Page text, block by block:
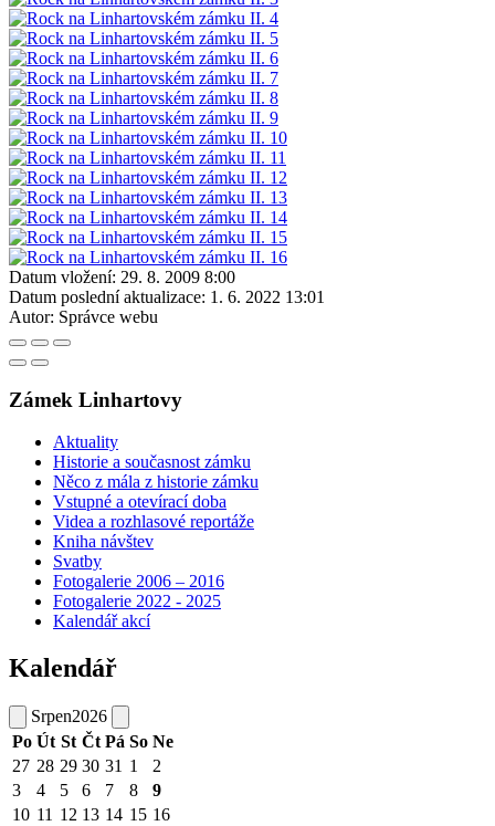
Datum vložení: 29. 8. 2009 8:00
Datum poslední aktualizace: 1. 6. 2022 13:01
Autor: Správce webu
Zámek Linhartovy
Aktuality
Historie a současnost zámku
Něco z mála z historie zámku
Vstupné a otevírací doba
Videa a rozhlasové reportáže
Kniha návštev
Svatby
Fotogalerie 2006 – 2016
Fotogalerie 2022 - 2025
Kalendář akcí
Kalendář
Srpen2026
Po Út St Čt Pá So Ne
27 28 29 30 31 1
2
3
4 5 6 7 8
9
10 11 12 13 14 15 16